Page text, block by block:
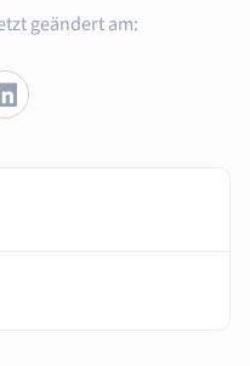
geändert am: